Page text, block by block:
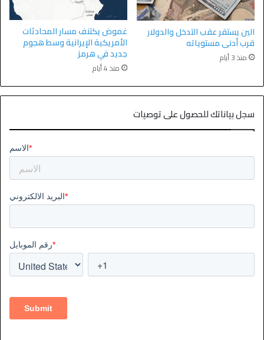
الين يستقر عقب التدخل والدولار
قرب أدنى مستوياته
منذ 3 أيام
غموض يكتنف مسار المحادثات
الأمريكية الإيرانية وسط هجوم
جديد في هرمز
منذ 4 أيام
سجل بياناتك للحصول على توصيات